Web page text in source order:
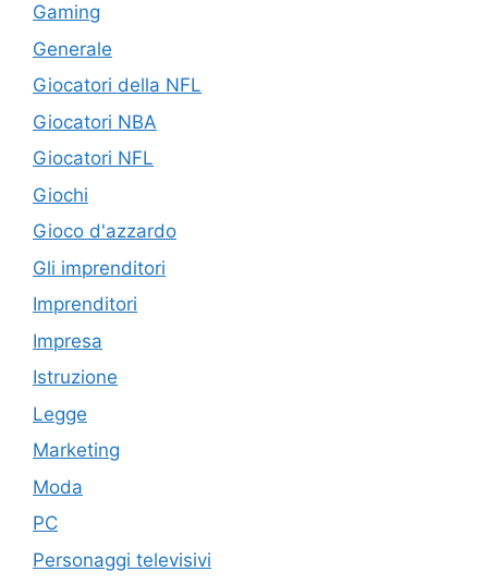
Gaming
Generale
Giocatori della NFL
Giocatori NBA
Giocatori NFL
Giochi
Gioco d'azzardo
Gli imprenditori
Imprenditori
Impresa
Istruzione
Legge
Marketing
Moda
PC
Personaggi televisivi